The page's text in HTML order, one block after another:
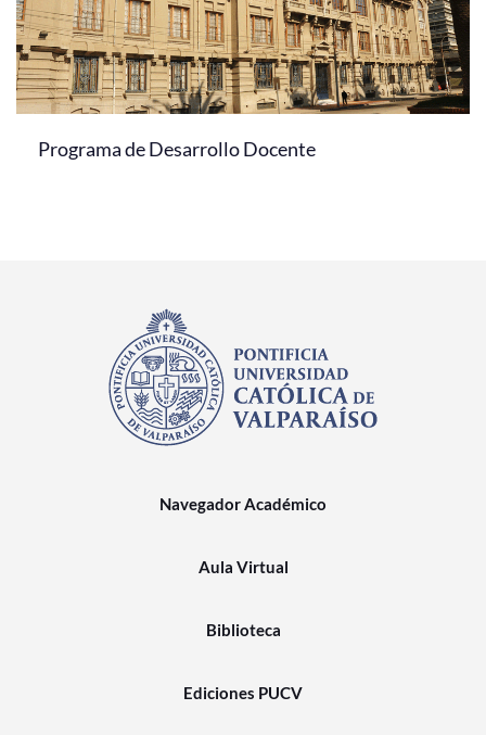
Programa de Desarrollo Docente
Navegador Académico
Aula Virtual
Biblioteca
Ediciones PUCV